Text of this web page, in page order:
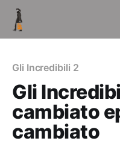
Gli Incredibili 2
Gli
cambiato
cambiato